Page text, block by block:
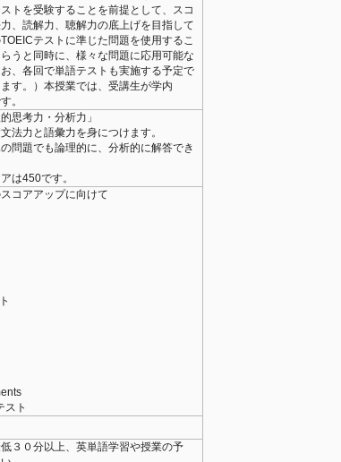
トを受験することを前提として、スコ
、読解力、聴解力の底上げを目指して
テストに準じた問題を使用するこ
うと同時に、様々な問題に応用可能な
、各回で単語テストも実施する予定で
す。）本授業では、受講生が学内
。
思考力・分析力」
法力と語彙力を身につけます。
問題でも論理的に、分析的に解答でき
は450です。
コアアップに向けて
ト
３０分以上、英単語学習や授業の予